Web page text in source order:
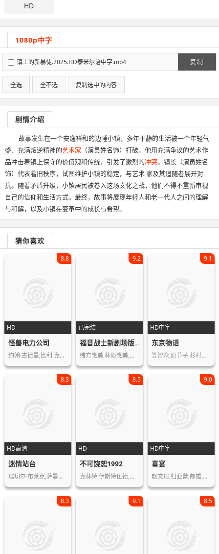
HD
1080p中字
复制
镇上的新暴徒.2025.HD泰米尔语中字.mp4
全选 全不选 复制选中的内容
剧情介绍
故事发生在一个安逸祥和的边陲小镇，多年平静的生活被一个年轻气
盛、充满叛逆精神的艺术家 （演员姓名饰）打破。他用充满争议的艺术作
品冲击着镇上保守的价值观和传统，引发了激烈的冲突。镇长（演员姓名
饰）代表着旧秩序，试图维护小镇的稳定，与艺术 家及其追随者展开对
抗。随着矛盾升级，小镇居民被卷入这场文化之战，他们不得不重新审视
自己的信仰和生活方式。最终，故事将展现年轻人和老一代人之间的理解
与和解，以及小镇在变革中的成长与希望。
猜你喜欢
HD
8.8
怪兽电力公司
约翰·古德曼,比利·克里斯托,玛丽·吉…
已完结
9.2
福音战士新剧场版：终
绪方惠美,林原惠美,宫村优子,石田彰,…
HD中字
9.1
东京物语
笠智众,原节子,杉村春子,东山千荣子,…
HD高清
8.3
迷情站台
瑞切尔·布莱克,萨曼莎·邦德,斯图尔特…
HD
8.5
不可饶恕1992
克林特·伊斯特伍德,吉恩·哈克曼,摩根…
HD中字
9.0
喜宴
赵文瑄,归亚蕾,郎雄,金素梅,米切尔·利…
8.3 9.1 8.5